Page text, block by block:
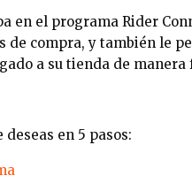
en el programa Rider
de compra, y también le
a su tienda de manera
en 5 pasos: